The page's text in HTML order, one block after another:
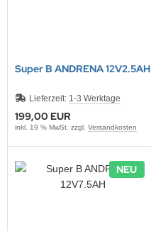
Super B ANDRENA 12V2.5AH
Lieferzeit: 1-3 Werktage
199,00 EUR
inkl. 19 % MwSt. zzgl. Versandkosten
NEU